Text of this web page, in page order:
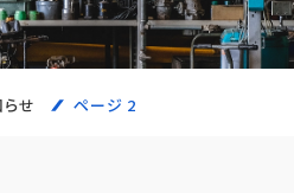
せ ページ 2